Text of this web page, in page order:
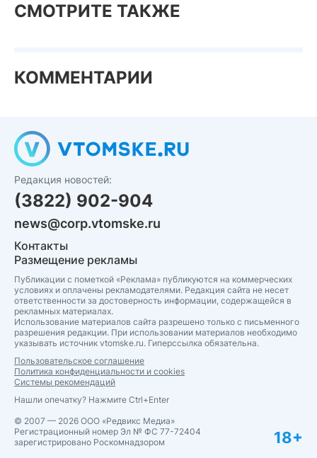
СМОТРИТЕ ТАКЖЕ
КОММЕНТАРИИ
Редакция новостей:
(3822) 902-904
news@corp.vtomske.ru
Контакты
Размещение рекламы
Публикации с пометкой «Реклама» публикуются на коммерческих
условиях и оплачены рекламодателями. Редакция сайта не несет
ответственности за достоверность информации, содержащейся в
рекламных материалах.
Использование материалов сайта разрешено только с письменного
разрешения редакции. При использовании материалов необходимо
указывать источник vtomske.ru. Гиперссылка обязательна.
Пользовательское соглашение
Политика конфиденциальности и cookies
Системы рекомендаций
Нашли опечатку? Нажмите Ctrl+Enter
© 2007 — 2026 ООО «Редвикс Медиа»
Регистрационный номер Эл № ФС 77-72404
зарегистрировано Роскомнадзором
18+